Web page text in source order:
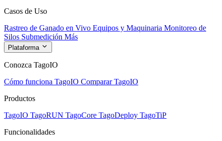
Casos de Uso
Rastreo de Ganado en Vivo Equipos y Maquinaria Monitoreo de
Silos Submedición Más
Plataforma
Conozca TagoIO
Cómo funciona TagoIO Comparar TagoIO
Productos
TagoIO TagoRUN TagoCore TagoDeploy TagoTiP
Funcionalidades